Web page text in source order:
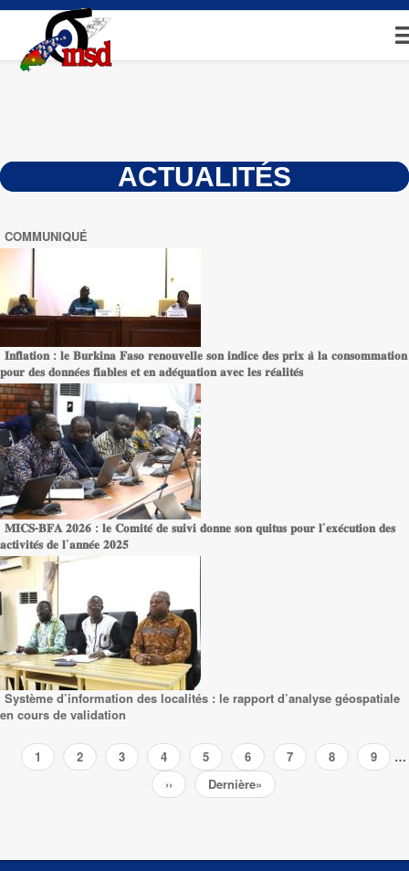
Aller
contenu
principal
ACTUALITÉS
COMMUNIQUÉ
𝐈𝐧𝐟𝐥𝐚𝐭𝐢𝐨𝐧 : 𝐥𝐞 𝐁𝐮𝐫𝐤𝐢𝐧𝐚 𝐅𝐚𝐬𝐨 𝐫𝐞𝐧𝐨𝐮𝐯𝐞𝐥𝐥𝐞 𝐬𝐨𝐧 𝐢𝐧𝐝𝐢𝐜𝐞 𝐝𝐞𝐬 𝐩𝐫𝐢𝐱 𝐚̀ 𝐥𝐚 𝐜𝐨𝐧𝐬𝐨𝐦𝐦𝐚𝐭𝐢𝐨𝐧
𝐩𝐨𝐮𝐫 𝐝𝐞𝐬 𝐝𝐨𝐧𝐧𝐞́𝐞𝐬 𝐟𝐢𝐚𝐛𝐥𝐞𝐬 𝐞𝐭 𝐞𝐧 𝐚𝐝𝐞́𝐪𝐮𝐚𝐭𝐢𝐨𝐧 𝐚𝐯𝐞𝐜 𝐥𝐞𝐬 𝐫𝐞́𝐚𝐥𝐢𝐭𝐞́𝐬
𝐌𝐈𝐂𝐒-𝐁𝐅𝐀 𝟐𝟎𝟐𝟔 : 𝐥𝐞 𝐂𝐨𝐦𝐢𝐭𝐞́ 𝐝𝐞 𝐬𝐮𝐢𝐯𝐢 𝐝𝐨𝐧𝐧𝐞 𝐬𝐨𝐧 𝐪𝐮𝐢𝐭𝐮𝐬 𝐩𝐨𝐮𝐫 𝐥’𝐞𝐱𝐞́𝐜𝐮𝐭𝐢𝐨𝐧 𝐝𝐞𝐬
𝐚𝐜𝐭𝐢𝐯𝐢𝐭𝐞́𝐬 𝐝𝐞 𝐥’𝐚𝐧𝐧𝐞́𝐞 𝟐𝟎𝟐𝟓
Système d’information des localités : le rapport d’analyse géospatiale
en cours de validation
Pagination
Page
courante
1 Page
2 Page
3 Page
4 Page
5 Page
6 Page
7 Page
8 Page
9
…
Page
suivante
››
Dernière
page
Dernière»